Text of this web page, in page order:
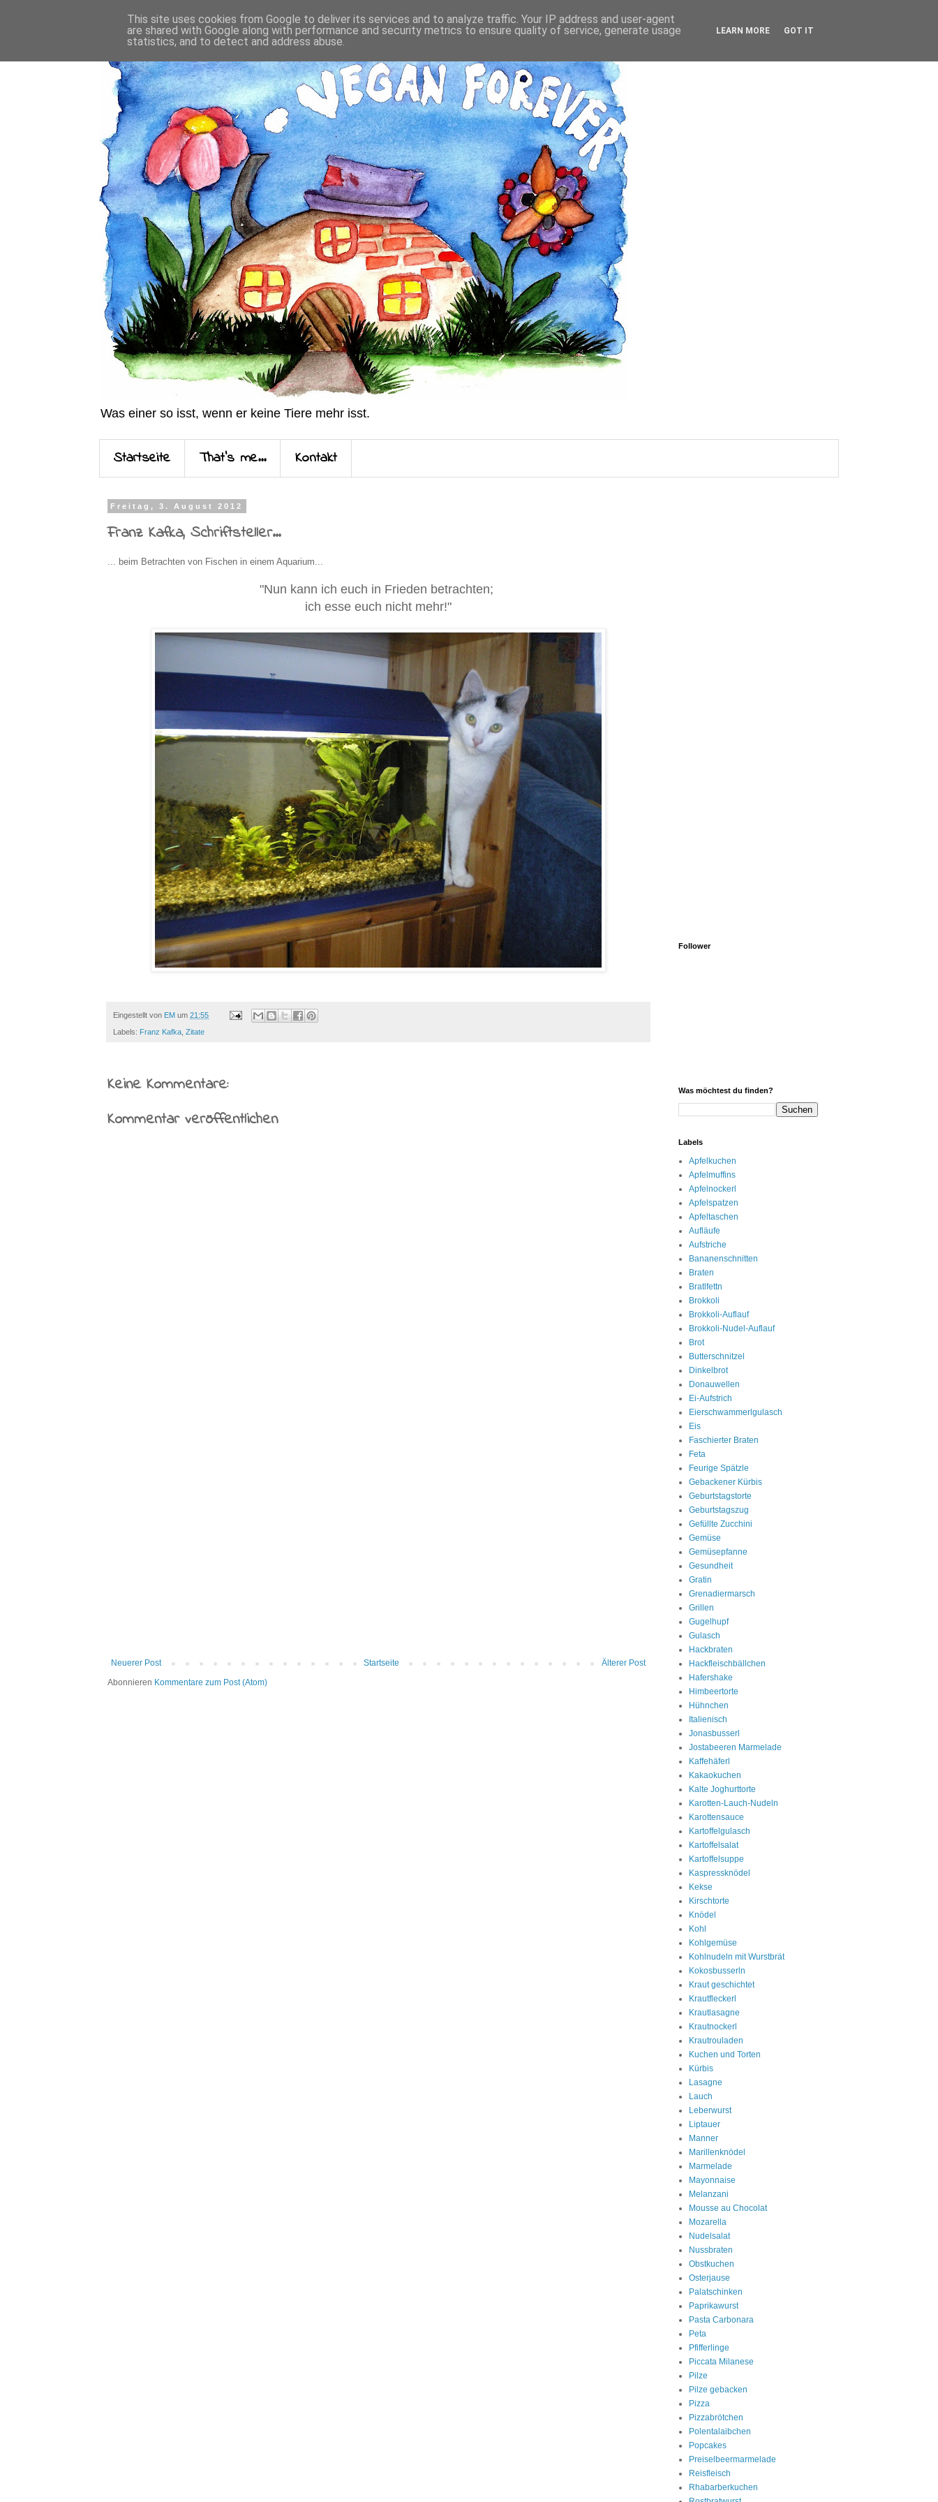
Was einer so isst, wenn er keine Tiere mehr isst.
Startseite That's me... Kontakt
Freitag, 3. August 2012
Franz Kafka, Schriftsteller...
... beim Betrachten von Fischen in einem Aquarium...
"Nun kann ich euch in Frieden betrachten;
ich esse euch nicht mehr!"
Eingestellt von EM um 21:55
Labels: Franz Kafka Zitate
Keine Kommentare:
Kommentar veröffentlichen
Neuerer Post Älterer Post
Startseite
Abonnieren Kommentare zum Post (Atom)
Follower
Was möchtest du finden?
Labels
Apfelkuchen
Apfelmuffins
Apfelnockerl
Apfelspatzen
Apfeltaschen
Aufläufe
Aufstriche
Bananenschnitten
Braten
Bratlfettn
Brokkoli
Brokkoli-Auflauf
Brokkoli-Nudel-Auflauf
Brot
Butterschnitzel
Dinkelbrot
Donauwellen
Ei-Aufstrich
Eierschwammerlgulasch
Eis
Faschierter Braten
Feta
Feurige Spätzle
Gebackener Kürbis
Geburtstagstorte
Geburtstagszug
Gefüllte Zucchini
Gemüse
Gemüsepfanne
Gesundheit
Gratin
Grenadiermarsch
Grillen
Gugelhupf
Gulasch
Hackbraten
Hackfleischbällchen
Hafershake
Himbeertorte
Hühnchen
Italienisch
Jonasbusserl
Jostabeeren Marmelade
Kaffehäferl
Kakaokuchen
Kalte Joghurttorte
Karotten-Lauch-Nudeln
Karottensauce
Kartoffelgulasch
Kartoffelsalat
Kartoffelsuppe
Kaspressknödel
Kekse
Kirschtorte
Knödel
Kohl
Kohlgemüse
Kohlnudeln mit Wurstbrät
Kokosbusserln
Kraut geschichtet
Krautfleckerl
Krautlasagne
Krautnockerl
Krautrouladen
Kuchen und Torten
Kürbis
Lasagne
Lauch
Leberwurst
Liptauer
Manner
Marillenknödel
Marmelade
Mayonnaise
Melanzani
Mousse au Chocolat
Mozarella
Nudelsalat
Nussbraten
Obstkuchen
Osterjause
Palatschinken
Paprikawurst
Pasta Carbonara
Peta
Pfifferlinge
Piccata Milanese
Pilze
Pilze gebacken
Pizza
Pizzabrötchen
Polentalaibchen
Popcakes
Preiselbeermarmelade
Reisfleisch
Rhabarberkuchen
This site uses cookies from Google to deliver its services and to analyze traffic. Your IP address and user-agent
are shared with Google along with performance and security metrics to ensure quality of service, generate usage
statistics, and to detect and address abuse.
LEARN MORE GOT IT